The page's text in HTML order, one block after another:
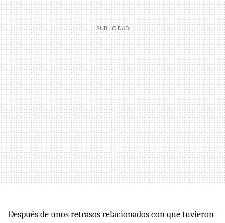
Después de unos retrasos relacionados con que tuvieron